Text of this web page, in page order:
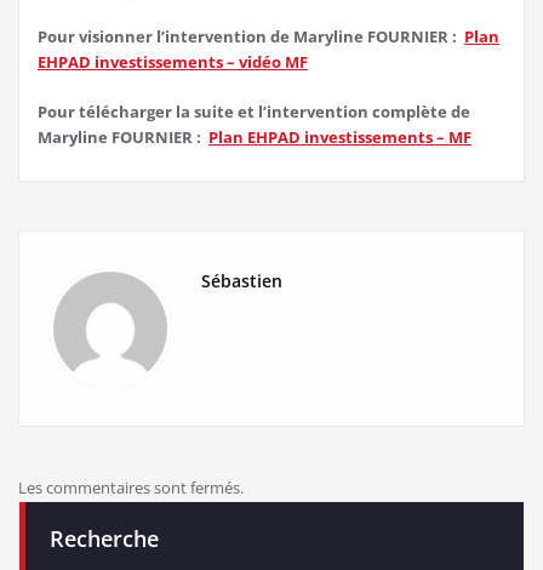
Pour visionner l’intervention de Maryline FOURNIER : Plan
EHPAD investissements – vidéo MF
Pour télécharger la suite et l’intervention complète de
Maryline FOURNIER : Plan EHPAD investissements – MF
Sébastien
Les commentaires sont fermés.
Recherche